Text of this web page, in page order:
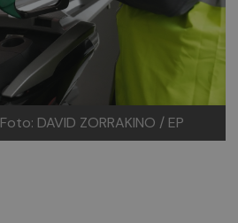
Foto: DAVID ZORRAKINO / EP